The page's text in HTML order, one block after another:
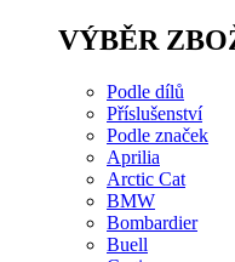
VÝBĚR
Podle dílů
Příslušenství
Podle značek
Aprilia
Arctic Cat
BMW
Bombardier
Buell